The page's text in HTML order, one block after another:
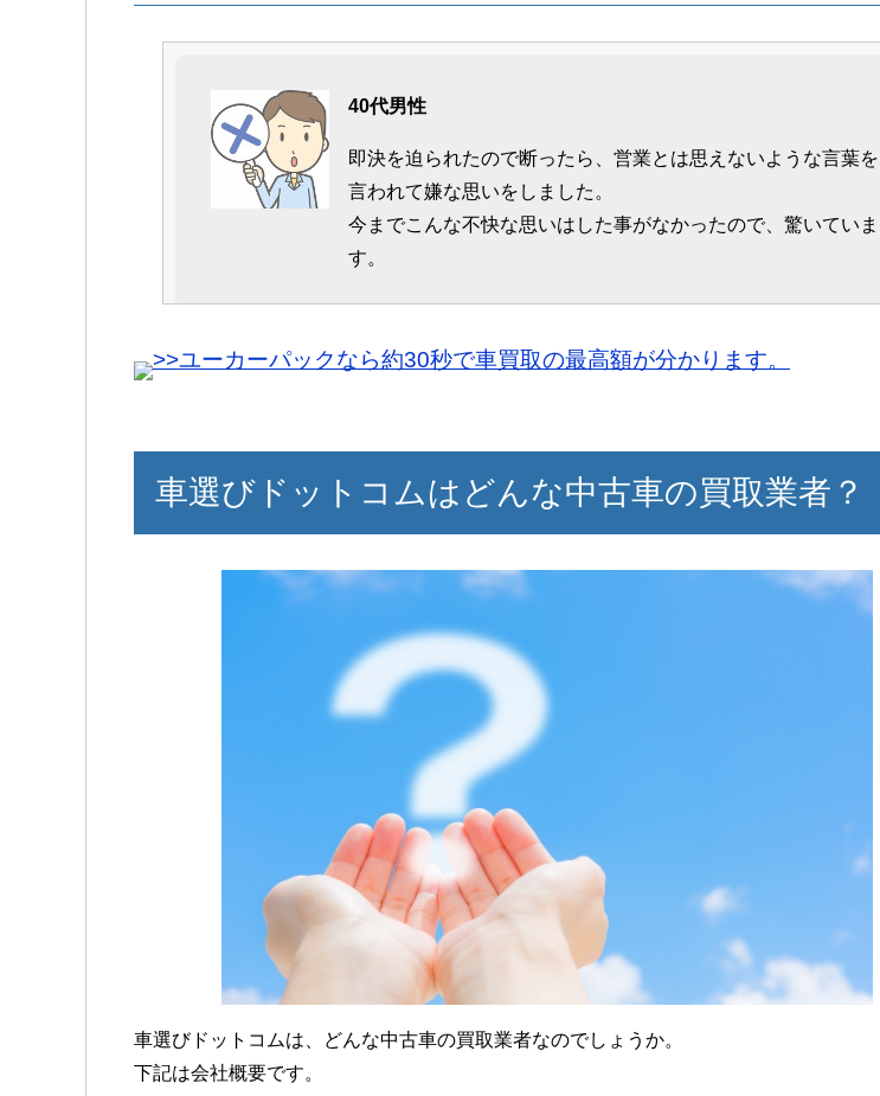
最終的にガリバーに決めたのですが、どこの業者も頑張ってく
単独で依頼するより高く売れたと思うので、一括査定を利用し
て正解でした。
出来ました。
40代男性
カービューと同じ加盟店が一括査定してくれるとの事で、買い
替えも検討していたためスムーズに進みました。
結果的に売却も購入もうまくいって、大変満足しています。
40代男性
即決を迫られたので断ったら、営業とは思えないような言葉を
言われて嫌な思いをしました。
今までこんな不快な思いはした事がなかったので、驚いていま
す。
なかったので、少し疲れました。
申し込んだ事を少し後悔してしまうくらい、すごい電話の量で
>>ユーカーパックなら約30秒で車買取の最高額が分かります。
車選びドットコムはどんな中古車の買取業者？
車選びドットコムは、どんな中古車の買取業者なのでしょうか。
下記は会社概要です。